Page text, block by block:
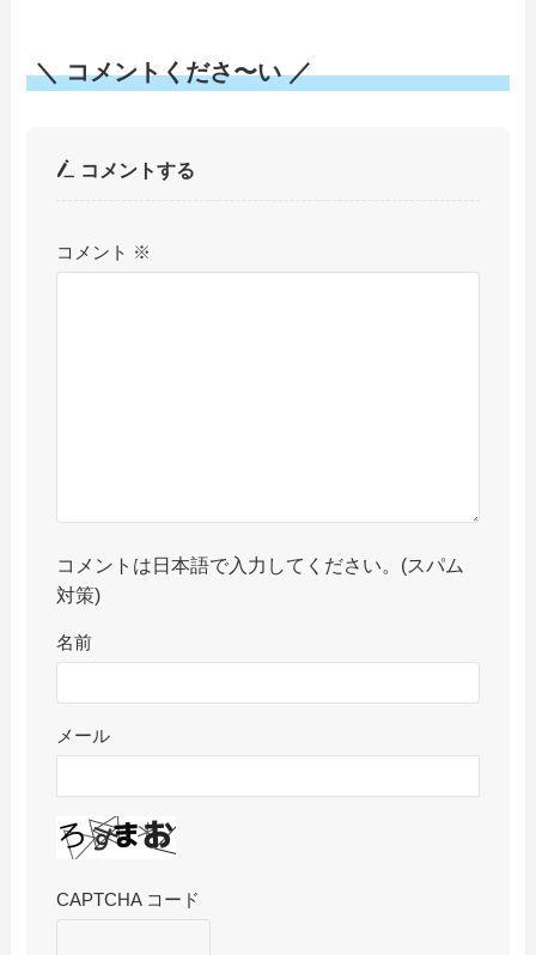
＼ コメントくださ〜い ／
コメントする
コメント ※
コメントは日本語で入力してください。(スパム
対策)
名前
メール
CAPTCHA コード